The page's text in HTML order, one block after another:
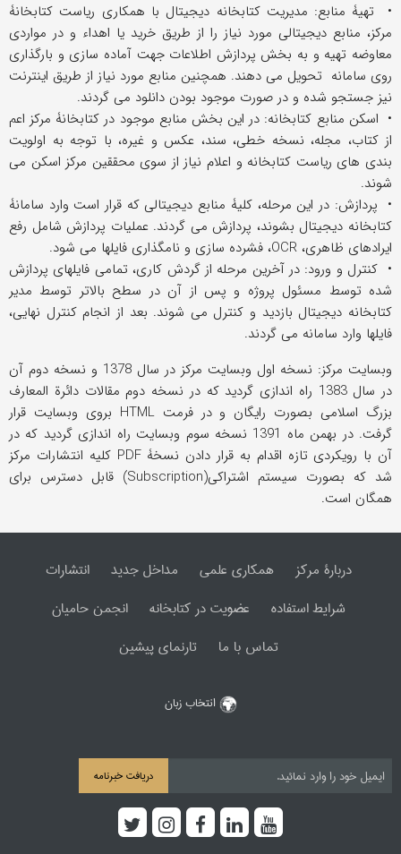
• تهیۀ منابع: مدیریت کتابخانه دیجیتال با همکاری ریاست کتابخانۀ
مرکز، منابع دیجیتالی مورد نیاز را از طریق خرید یا اهداء و در مواردی
معاوضه تهیه و به بخش پردازش اطلاعات جهت آماده سازی و بارگذاری
روی سامانه تحویل می دهند. همچنین منابع مورد نیاز از طریق اینترنت
نیز جستجو شده و در صورت موجود بودن دانلود می گردند.
• اسکن منابع کتابخانه: در این بخش منابع موجود در کتابخانۀ مرکز اعم
از کتاب، مجله، نسخه خطی، سند، عکس و غیره، با توجه به اولویت
بندی های ریاست کتابخانه و اعلام نیاز از سوی محققین مرکز اسکن می
شوند.
• پردازش: در این مرحله، کلیۀ منابع دیجیتالی که قرار است وارد سامانۀ
کتابخانه دیجیتال بشوند، پردازش می گردند. عملیات پردازش شامل رفع
ایرادهای ظاهری، OCR، فشرده سازی و نامگذاری فایلها می شود.
• کنترل و ورود: در آخرین مرحله از گردش کاری، تمامی فایلهای پردازش
شده توسط مسئول پروژه و پس از آن در سطح بالاتر توسط مدیر
کتابخانه دیجیتال بازدید و کنترل می شوند. بعد از انجام کنترل نهایی،
فایلها وارد سامانه می گردند.
وبسایت مرکز: نسخه اول وبسایت مرکز در سال 1378 و نسخه دوم آن
در سال 1383 راه اندازی گردید که در نسخه دوم مقالات دائرة المعارف
بزرگ اسلامی بصورت رایگان و در فرمت HTML بروی وبسایت قرار
گرفت. در بهمن ماه 1391 نسخه سوم وبسایت راه اندازی گردید که در
آن با رویکردی تازه اقدام به قرار دادن نسخۀ PDF کلیه انتشارات مرکز
شد که بصورت سیستم اشتراکی(Subscription) قابل دسترس برای
همگان است.
دربارۀ مرکز همکاری علمی مداخل جدید
انتشارات
شرایط استفاده
عضویت در کتابخانه
انجمن حامیان
تماس با ما
تارنمای پیشین
انتخاب زبان
دریافت خبرنامه